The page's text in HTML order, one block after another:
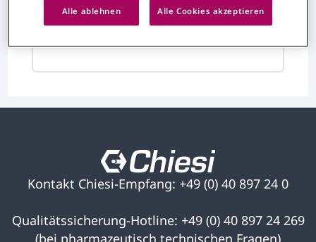
Ihren Interessen erhalten
Kontakt Chiesi-Empfang: +49 (0) 40 897 24 0
Qualitätssicherung-Hotline: +49 (0) 40 897 24 269
(bei pharmazeutisch technischen Fragen)
Alle ablehnen Alle Cookies akzeptieren